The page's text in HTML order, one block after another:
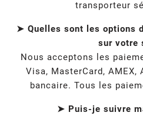
transporteur
➤ Quelles sont les options
sur votre
Nous acceptons les
Visa, MasterCard, AMEX,
bancaire. Tous les
➤ Puis-je suivre